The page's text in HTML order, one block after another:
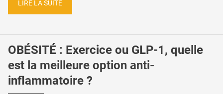
LIRE LA SUITE
OBÉSITÉ : Exercice ou GLP-1, quelle
est la meilleure option anti-
inflammatoire ?